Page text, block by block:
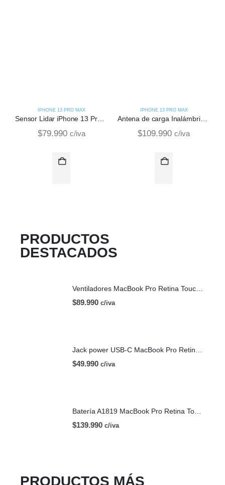
IPHONE 13 PRO MAX
Sensor Lidar iPhone 13 Pro Max
$79.990 c/iva
IPHONE 13 PRO MAX
Antena de carga Inalámbrica de iPhone 13 Pro Max
$109.990 c/iva
PRODUCTOS
DESTACADOS
$89.990 c/iva
$49.990 c/iva
$139.990 c/iva
PRODUCTOS MÁS